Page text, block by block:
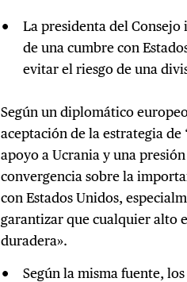
La presidenta del
de una cumbre con
evitar el riesgo de una
Según un diplomático
aceptación de la estrategia de
apoyo a Ucrania y una
convergencia sobre la
con Estados Unidos,
garantizar que cualquier alto
duradera».
Según la misma fuente,